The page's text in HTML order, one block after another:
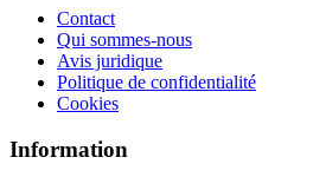
Contact
Qui sommes-nous
Avis juridique
Politique de confidentialité
Cookies
Information